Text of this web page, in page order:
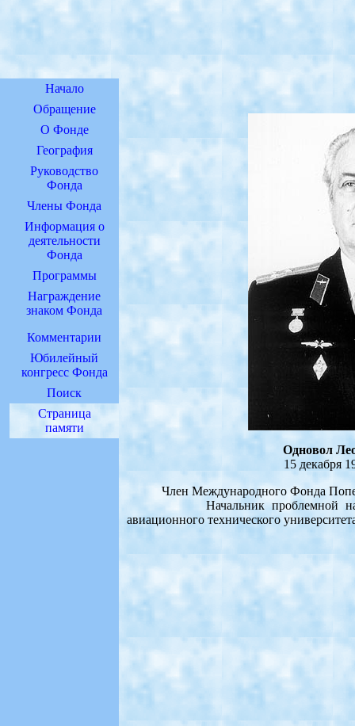
Начало
Обращение
О Фонде
География
Руководство
Фонда
Члены Фонда
Информация о
деятельности
Фонда
Программы
Награждение
знаком Фонда
Комментарии
Юбилейный
конгресс Фонда
Поиск
Страница
памяти
Одновол
15 декабря
Член Международного Фонда
Начальник проблемной научно-
авиационного технического